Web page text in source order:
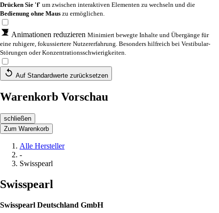
Drücken Sie 'f' um zwischen interaktiven Elementen zu wechseln und die
Bedienung ohne Maus zu ermöglichen.
Animationen reduzieren Minimiert bewegte Inhalte und Übergänge für
eine ruhigere, fokussiertere Nutzererfahrung. Besonders hilfreich bei Vestibular-
Störungen oder Konzentrationsschwierigkeiten.
Auf Standardwerte zurücksetzen
Warenkorb Vorschau
schließen
Zum Warenkorb
Alle Hersteller
-
Swisspearl
Swisspearl
Swisspearl Deutschland GmbH